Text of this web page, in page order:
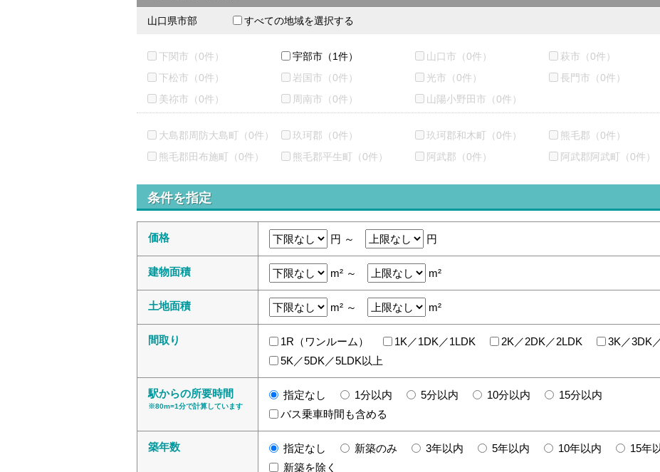
山口県市部 すべての地域を選択する
下関市（0件） 宇部市（1件） 山口市（0件） 萩市（0件）
下松市（0件）
岩国市（0件） 光市（0件） 長門市（0件）
美祢市（0件）
周南市（0件） 山陽小野田市（0件）
大島郡周防大島町（0件） 玖珂郡（0件） 玖珂郡和木町（0件） 熊毛郡（0件）
熊毛郡田布施町（0件）
熊毛郡平生町（0件） 阿武郡（0件） 阿武郡阿武町（0件）
条件を指定
価格 円 ～ 円
建物面積 m² ～ m²
土地面積 m² ～ m²
間取り 1R（ワンルーム） 1K／1DK／1LDK 2K／2DK／2LDK 3K／3DK
5K／5DK／5LDK以上
駅からの所要時間
※80m=1分で計算しています
指定なし 1分以内 5分以内 10分以内
15分以内
バス乗車時間も含める
築年数 指定なし 新築のみ 3年以内 5年以内 10年以内
15年
新築を除く